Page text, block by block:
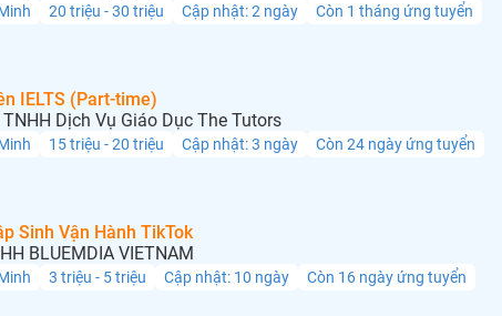
20 triệu - 30 triệu Cập nhật: 2 ngày
Còn 1 tháng ứng tuyển
IELTS (Part-time)
Dịch Vụ Giáo Dục The Tutors
15 triệu - 20 triệu Cập nhật: 3 ngày
Còn 24 ngày ứng tuyển
Sinh Vận Hành TikTok
BLUEMDIA VIETNAM
3 triệu - 5 triệu Cập nhật: 10 ngày
Còn 16 ngày ứng tuyển